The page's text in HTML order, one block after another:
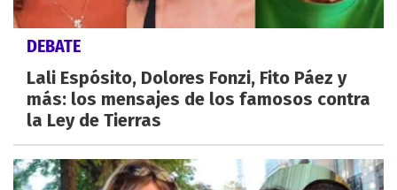
DEBATE
Lali Espósito, Dolores Fonzi, Fito Páez y
más: los mensajes de los famosos contra
la Ley de Tierras